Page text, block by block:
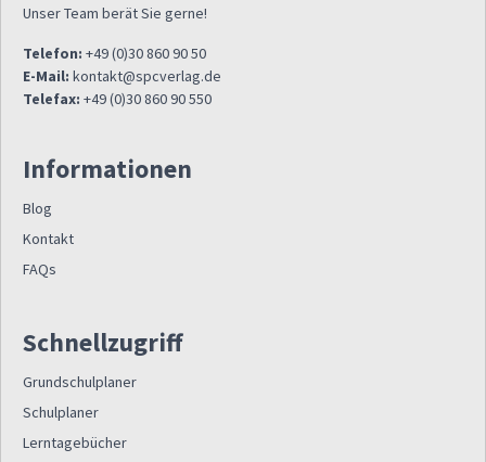
Unser Team berät Sie gerne!
Telefon: +49 (0)30 860 90 50
E-Mail: kontakt@spcverlag.de
Telefax: +49 (0)30 860 90 550
Informationen
Blog
Kontakt
FAQs
Schnellzugriff
Grundschulplaner
Schulplaner
Lerntagebücher